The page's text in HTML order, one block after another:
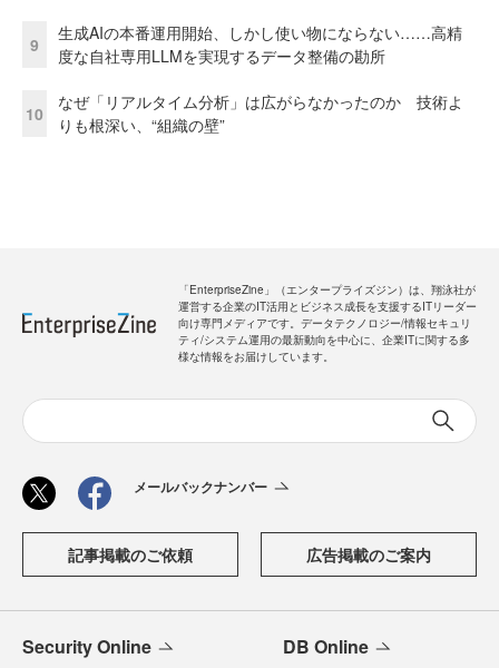
9
生成AIの本番運用開始、しかし使い物にならない……高精
度な自社専用LLMを実現するデータ整備の勘所
10
なぜ「リアルタイム分析」は広がらなかったのか 技術よ
りも根深い、“組織の壁”
「EnterpriseZine」（エンタープライズジン）は、翔泳社が
運営する企業のIT活用とビジネス成長を支援するITリーダー
向け専門メディアです。データテクノロジー/情報セキュリ
ティ/システム運用の最新動向を中心に、企業ITに関する多
様な情報をお届けしています。
メールバックナンバー
記事掲載のご依頼 広告掲載のご案内
Security Online DB Online